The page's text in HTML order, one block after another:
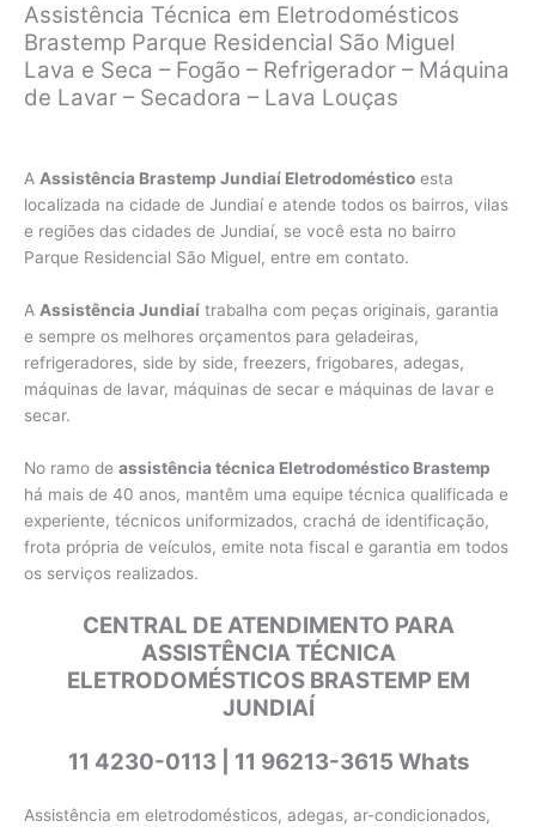
Assistência Técnica em Eletrodomésticos
Brastemp Parque Residencial São Miguel
Lava e Seca – Fogão – Refrigerador – Máquina
de Lavar – Secadora – Lava Louças
A Assistência Brastemp Jundiaí Eletrodoméstico esta
localizada na cidade de Jundiaí e atende todos os bairros, vilas
e regiões das cidades de Jundiaí, se você esta no bairro
Parque Residencial São Miguel, entre em contato.
A Assistência Jundiaí trabalha com peças originais, garantia
e sempre os melhores orçamentos para geladeiras,
refrigeradores, side by side, freezers, frigobares, adegas,
máquinas de lavar, máquinas de secar e máquinas de lavar e
secar.
No ramo de assistência técnica Eletrodoméstico Brastemp
há mais de 40 anos, mantêm uma equipe técnica qualificada e
experiente, técnicos uniformizados, crachá de identificação,
frota própria de veículos, emite nota fiscal e garantia em todos
os serviços realizados.
CENTRAL DE ATENDIMENTO PARA
ASSISTÊNCIA TÉCNICA
ELETRODOMÉSTICOS BRASTEMP EM
JUNDIAÍ
11 4230-0113 | 11 96213-3615 Whats
Assistência em eletrodomésticos, adegas, ar-condicionados,